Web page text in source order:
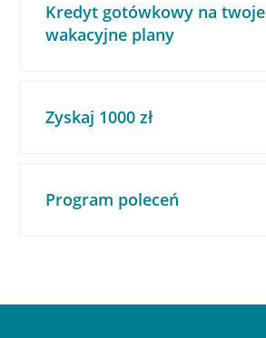
Kredyt gotówkowy na twoje
wakacyjne plany
Zyskaj 1000 zł
Program poleceń